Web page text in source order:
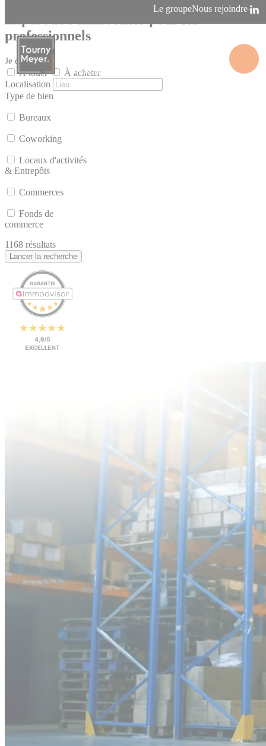
Le groupeNous rejoindre
La connaissance des territoires
professionnels
Je cherche
À louer
À acheter
Localisation
Type de bien
Bureaux
Coworking
Locaux d'activités
& Entrepôts
Commerces
Fonds de
commerce
1168 résultats
Lancer la recherche